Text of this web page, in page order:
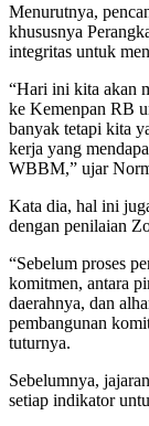
Menurutnya,
khususnya
integritas untuk
“Hari ini kita akan
ke Kemenpan RB
banyak tetapi kita
kerja yang
WBBM,” ujar
Kata dia, hal ini
dengan penilaian
“Sebelum proses
komitmen, antara
daerahnya, dan
pembangunan
tuturnya.
Sebelumnya,
setiap indikator